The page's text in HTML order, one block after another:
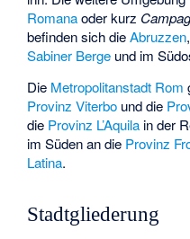
Romanaoder kurz
befinden sich dieAbruzzen
Sabiner Berge und im
Die Metropolitanstadt Rom
Provinz Viterbo und die
die Provinz L’Aquila in der
im Süden an die Provinz
Latina.
Stadtgliederung